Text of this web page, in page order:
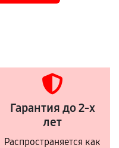
Гарантия до 2-х
лет
Распространяется как